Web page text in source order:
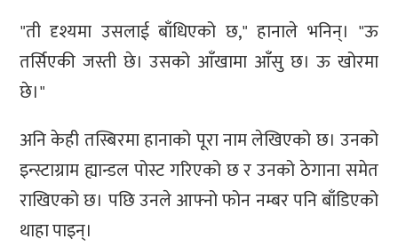
"ती दृश्यमा उसलाई बाँधिएको छ," हानाले भनिन्। "ऊ
तर्सिएकी जस्ती छे। उसको आँखामा आँसु छ। ऊ खोरमा
छे।"
अनि केही तस्बिरमा हानाको पूरा नाम लेखिएको छ। उनको
इन्स्टाग्राम ह्यान्डल पोस्ट गरिएको छ र उनको ठेगाना समेत
राखिएको छ। पछि उनले आफ्नो फोन नम्बर पनि बाँडिएको
थाहा पाइन्।